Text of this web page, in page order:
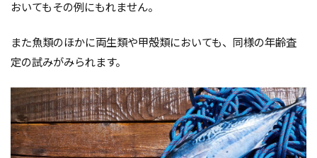
おいてもその例にもれません。
また魚類のほかに両生類や甲殻類においても、同様の年齢査
定の試みがみられます。